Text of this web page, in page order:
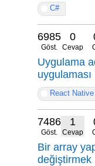
C#
6985
Göst.
0
Cevap
Uygulama
uygulaması
React Native
7486
Göst.
1
Cevap
Bir array
değiştirmek